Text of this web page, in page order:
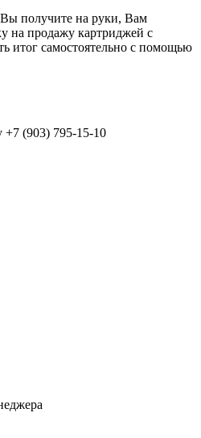
получите на руки, Вам
на продажу картриджей с
итог самостоятельно с помощью
+7 (903) 795-15-10